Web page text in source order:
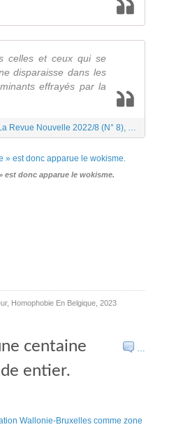
celles et ceux qui se
disparaisse dans les
effrayés par la
Le wokisme, la nouvelle panique morale à la mode July Robert Dans La Revue Nouvelle 2022/8 (N° 8), pages 5 à 7
est donc apparue le wokisme.
, Homophobie En Belgique 2023
…
centaine
entier.